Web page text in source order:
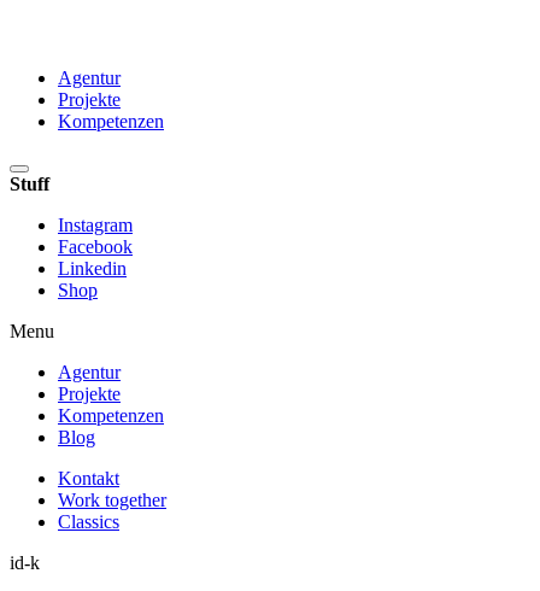
Agentur
Projekte
Kompetenzen
Stuff
Instagram
Facebook
Linkedin
Shop
Menu
Agentur
Projekte
Kompetenzen
Blog
Kontakt
Work together
Classics
id-k